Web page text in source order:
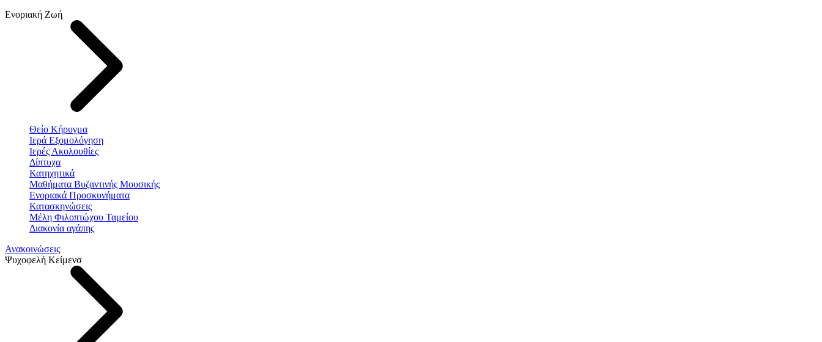
Ενοριακή Ζωή
Θείο Κήρυγμα
Ιερά Εξομολόγηση
Ιερές Ακολουθίες
Δίπτυχα
Κατηχητικά
Μαθήματα Βυζαντινής Μουσικής
Ενοριακά Προσκυνήματα
Κατασκηνώσεις
Μέλη Φιλοπτώχου Ταμείου
Διακονία αγάπης
Ανακοινώσεις
Ψυχοφελή Κείμενσ